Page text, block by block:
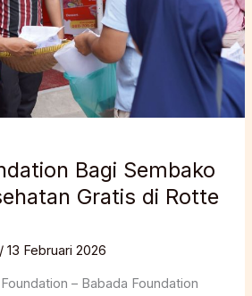
Bagi Sembako
Gratis di Rotte
/ 13 Februari 2026
– Babada Foundation